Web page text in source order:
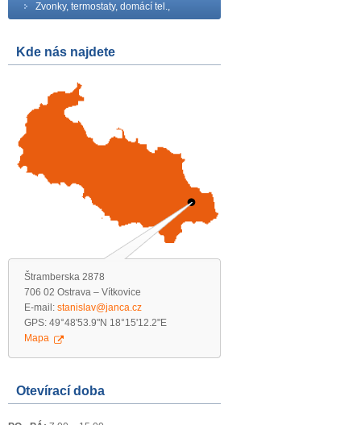
Zvonky, termostaty, domácí tel.,
Kde nás najdete
Štramberska 2878
706 02 Ostrava – Vítkovice
E-mail: stanislav@janca.cz
GPS: 49°48'53.9"N 18°15'12.2"E
Mapa
Otevírací doba